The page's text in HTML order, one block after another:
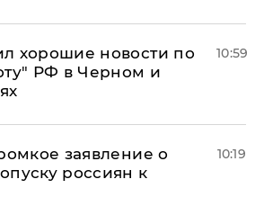
хорошие новости по
РФ в Черном и
10:59
заявление о
россиян к
10:19